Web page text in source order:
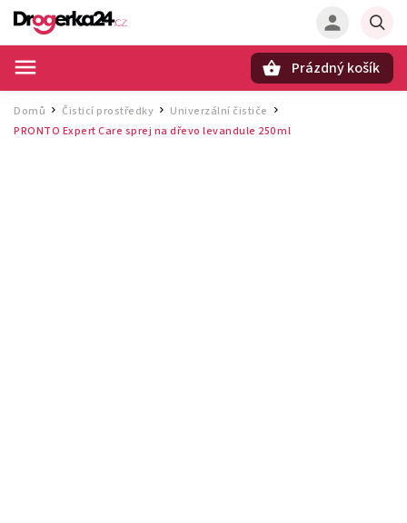
Prázdný košík
Domů / Čisticí prostředky / Univerzální čističe
PRONTO Expert Care sprej na dřevo levandule 250 ml